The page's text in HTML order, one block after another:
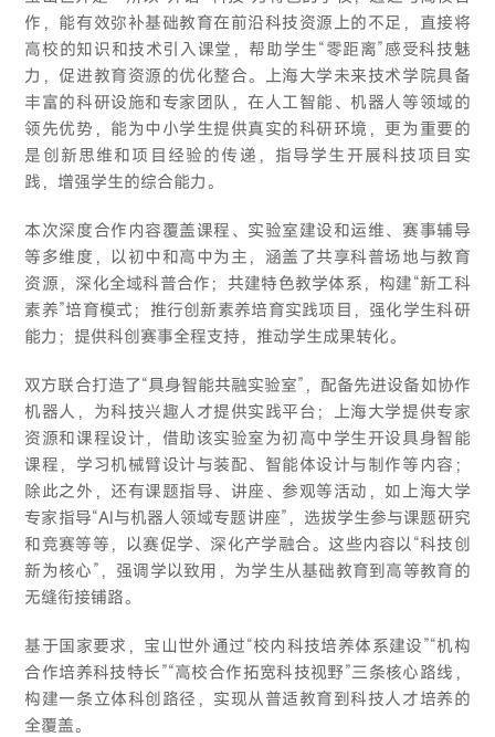
作，能有效弥补基础教育在前沿科技资源上的不足，直接将
高校的知识和技术引入课堂，帮助学生“零距离”感受科技魅
力，促进教育资源的优化整合。上海大学未来技术学院具备
丰富的科研设施和专家团队，在人工智能、机器人等领域的
领先优势，能为中小学生提供真实的科研环境，更为重要的
是创新思维和项目经验的传递，指导学生开展科技项目实
践，增强学生的综合能力。
本次深度合作内容覆盖课程、实验室建设和运维、赛事辅导
等多维度，以初中和高中为主，涵盖了共享科普场地与教育
资源，深化全域科普合作；共建特色教学体系，构建“新工科
素养”培育模式；推行创新素养培育实践项目，强化学生科研
能力；提供科创赛事全程支持，推动学生成果转化。
双方联合打造了“具身智能共融实验室”，配备先进设备如协作
机器人，为科技兴趣人才提供实践平台；上海大学提供专家
资源和课程设计，借助该实验室为初高中学生开设具身智能
课程，学习机械臂设计与装配、智能体设计与制作等内容；
除此之外，还有课题指导、讲座、参观等活动，如上海大学
专家指导“AI与机器人领域专题讲座”，选拔学生参与课题研究
和竞赛等等，以赛促学、深化产学融合。这些内容以“科技创
新为核心”，强调学以致用，为学生从基础教育到高等教育的
无缝衔接铺路。
基于国家要求，宝山世外通过“校内科技培养体系建设”“机构
合作培养科技特长”“高校合作拓宽科技视野”三条核心路线，
构建一条立体科创路径，实现从普适教育到科技人才培养的
全覆盖。